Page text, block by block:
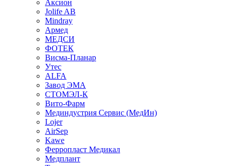
Аксион
Jolife AB
Mindray
Армед
МЕДСИ
ФОТЕК
Висма-Планар
Утес
ALFA
Завод ЭМА
СТОМЭЛ-К
Вито-Фарм
Мединдустрия Сервис (МедИн)
Lojer
AirSep
Kawe
Ферропласт Медикал
Медплант